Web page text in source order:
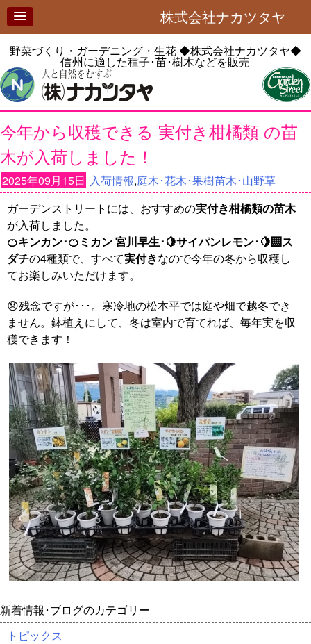
株式会社ナカツタヤ
野菜づくり・ガーデニング・生花◆株式会社ナカツタヤ◆
信州に適した種子･苗･樹木などを販売
今年から収穫できる 実付き柑橘類 の苗
木が入荷しました！
2025年09月15日 入荷情報,庭木･花木･果樹苗木･山野草
ガーデンストリートには、おすすめの実付き柑橘類の苗木
が入荷しました。
🍊キンカン･🍊ミカン 宮川早生･🍋サイパンレモン･🍋‍🟩ス
ダチの4種類で、すべて実付きなので今年の冬から収穫し
てお楽しみいただけます。
😞残念ですが･･･。寒冷地の松本平では庭や畑で越冬でき
ません。鉢植えにして、冬は室内で育てれば、毎年実を収
穫できます！
新着情報･ブログのカテゴリー
トピックス